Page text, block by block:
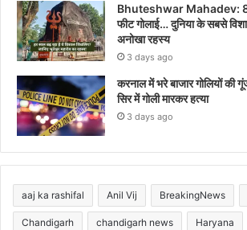
Bhuteshwar Mahadev:
फीट गोलाई… दुनिया के सबसे
अनोखा रहस्य
3 days ago
करनाल में भरे बाजार गोलियों की
सिर में गोली मारकर हत्या
3 days ago
aaj ka rashifal Anil Vij BreakingNews
Chandigarh chandigarh news Haryana